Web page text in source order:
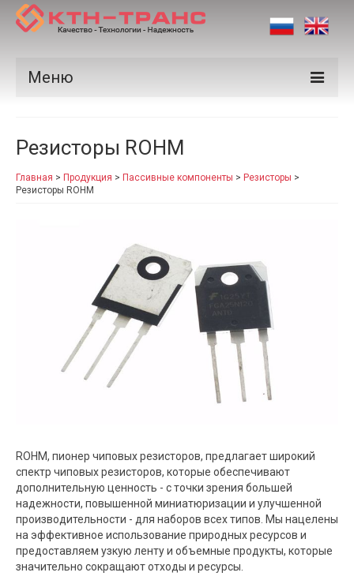
Меню
Производители
Рынки
Резисторы ROHM
Главная > Продукция > Пассивные компоненты > Резисторы >
Резисторы ROHM
ROHM, пионер чиповых резисторов, предлагает широкий
спектр чиповых резисторов, которые обеспечивают
дополнительную ценность - с точки зрения большей
надежности, повышенной миниатюризации и улучшенной
производительности - для наборов всех типов. Мы нацелены
на эффективное использование природных ресурсов и
предоставляем узкую ленту и объемные продукты, которые
значительно сокращают отходы и ресурсы.